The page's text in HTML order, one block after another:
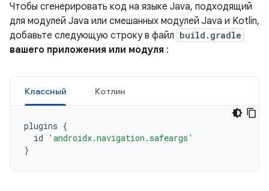
Чтобы сгенерировать код на языке Java, подходящий
для модулей Java или смешанных модулей Java и Kotlin,
добавьте следующую строку в файл build.gradle
вашего приложения или модуля :
Классный Котлин
plugins {
id
'androidx.navigation.safeargs'
}